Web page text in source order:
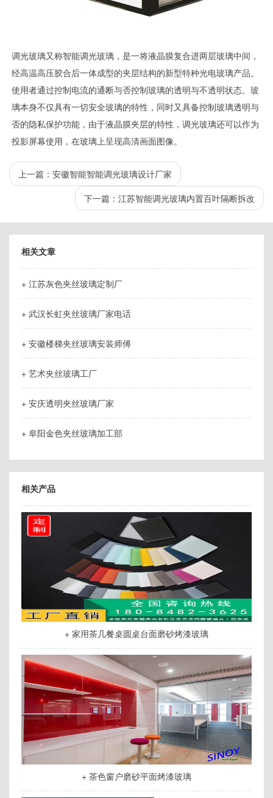
调光玻璃又称智能调光玻璃，是一将液晶膜复合进两层玻璃中间，
经高温高压胶合后一体成型的夹层结构的新型特种光电玻璃产品。
使用者通过控制电流的通断与否控制玻璃的透明与不透明状态。玻
璃本身不仅具有一切安全玻璃的特性，同时又具备控制玻璃透明与
否的隐私保护功能，由于液晶膜夹层的特性，调光玻璃还可以作为
投影屏幕使用，在玻璃上呈现高清画面图像。
上一篇： 安徽智能智能调光玻璃设计厂家
下一篇： 江苏智能调光玻璃内置百叶隔断拆改
相关文章
+ 江苏灰色夹丝玻璃定制厂
+ 武汉长虹夹丝玻璃厂家电话
+ 安徽楼梯夹丝玻璃安装师傅
+ 艺术夹丝玻璃工厂
+ 安庆透明夹丝玻璃厂家
+ 阜阳金色夹丝玻璃加工部
相关产品
+ 家用茶几餐桌圆桌台面磨砂烤漆玻璃
+ 茶色窗户磨砂平面烤漆玻璃